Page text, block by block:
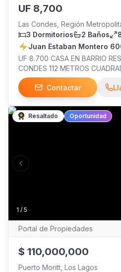
UF 8,700
Las Condes, Región
3 Dormitorios
2 Baños
Juan Estaban Montero
UF 8.700 CASA EN BARRIO
CONDES 112 METROS
METROS CUADRADOS DE
BAÑOS, COCINA AMOBLADA,
PATIO, ANTEJARDIN Y
MANQUEHUE SUR CONTACTO
Contactar
1 / 5
Previous slide
Resaltado Oportunidad
Portal de Propiedades
$ 110,000,000
Puerto Montt, Los Lagos